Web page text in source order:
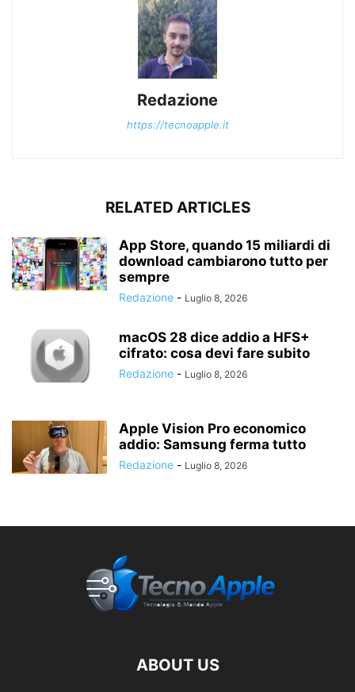
Redazione
https://tecnoapple.it
RELATED ARTICLES
App Store, quando 15 miliardi di
download cambiarono tutto per
sempre
Redazione - Luglio 8, 2026
macOS 28 dice addio a HFS+
cifrato: cosa devi fare subito
Redazione - Luglio 8, 2026
Apple Vision Pro economico
addio: Samsung ferma tutto
Redazione - Luglio 8, 2026
ABOUT US